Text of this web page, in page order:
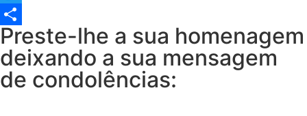
Twitter
Share
Preste-lhe a sua homenagem
deixando a sua mensagem
de condolências: